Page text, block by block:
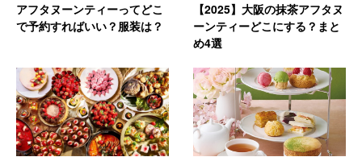
アフタヌーンティーってどこ
で予約すればいい？服装は？
【2025】大阪の抹茶アフタヌ
ーンティーどこにする？まと
め4選